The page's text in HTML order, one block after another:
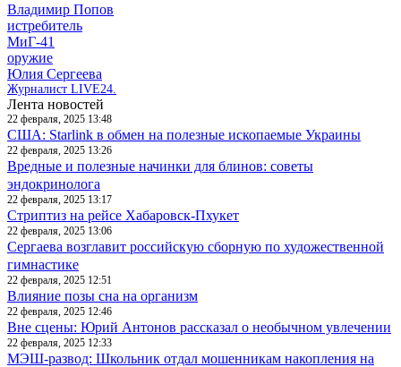
Владимир Попов
истребитель
МиГ-41
оружие
Юлия Сергеева
Журналист LIVE24.
Лента новостей
22 февраля, 2025 13:48
США: Starlink в обмен на полезные ископаемые Украины
22 февраля, 2025 13:26
Вредные и полезные начинки для блинов: советы
эндокринолога
22 февраля, 2025 13:17
Стриптиз на рейсе Хабаровск-Пхукет
22 февраля, 2025 13:06
Сергаева возглавит российскую сборную по художественной
гимнастике
22 февраля, 2025 12:51
Влияние позы сна на организм
22 февраля, 2025 12:46
Вне сцены: Юрий Антонов рассказал о необычном увлечении
22 февраля, 2025 12:33
МЭШ-развод: Школьник отдал мошенникам накопления на